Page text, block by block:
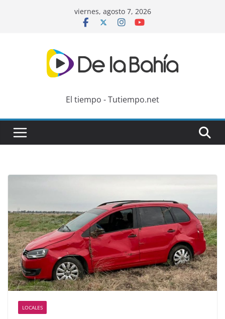
viernes, agosto 7, 2026
El tiempo - Tutiempo.net
LOCALES